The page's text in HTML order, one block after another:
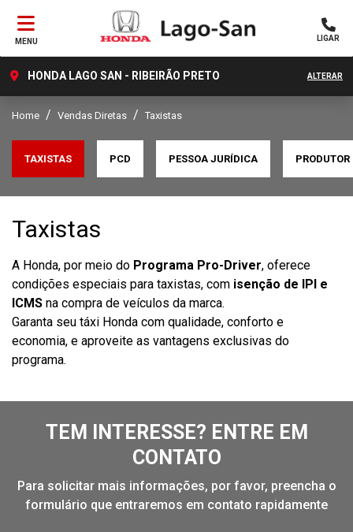
MENU LIGAR
HONDA LAGO SAN - RIBEIRÃO PRETO ALTERAR
Home Vendas Diretas Taxistas
PCD PESSOA JURÍDICA PRODUTOR
TAXISTAS
Taxistas
A Honda, por meio do Programa Pro-Driver, oferece
condições especiais para taxistas, com isenção de IPI e
ICMS na compra de veículos da marca.
Garanta seu táxi Honda com qualidade, conforto e
economia, e aproveite as vantagens exclusivas do
programa.
TEM INTERESSE? ENTRE EM
CONTATO
Para solicitar mais informações, por favor, preencha o
formulário que entraremos em contato rapidamente